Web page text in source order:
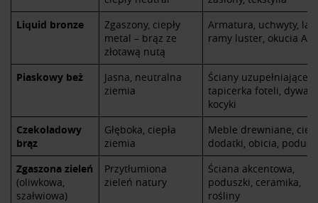
Partnerzy mogą połączyć te informacje z innymi danymi
otrzymanymi od Ciebie lub uzyskanymi podczas
korzystania z ich usług.
Liquid bronze
Zgaszony, ciepły
metal – brąz ze
złotawą nutą
Armatura, uchwyty,
ramy luster, okucia
Piaskowy beż
Jasna, neutralna
ziemia
Ściany uzupełniające,
tapicerka foteli,
kocyki
Czekoladowy
brąz
Głęboka, ciepła
ziemia
Meble drewniane,
dodatki, obicia,
Zgaszona zieleń
(oliwkowa,
szałwiowa)
Przytłumiona
zieleń natury
Ściana akcentowa,
poduszki, ceramika,
rośliny